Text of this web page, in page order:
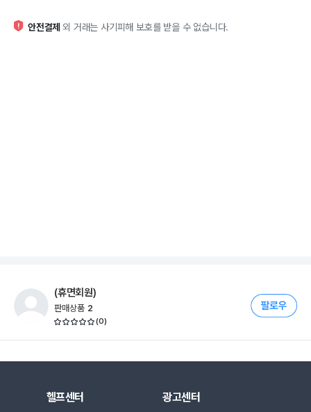
안전결제 외 거래는 사기피해 보호를 받을 수 없습니다.
(휴면회원)
판매상품 2
(0)
헬프센터 광고센터